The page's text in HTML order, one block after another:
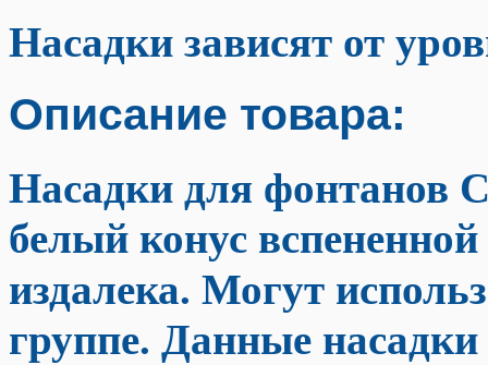
Насадки зависят от
Описание товара:
Насадки для фонтанов
белый конус
издалека. Могут
группе. Данные